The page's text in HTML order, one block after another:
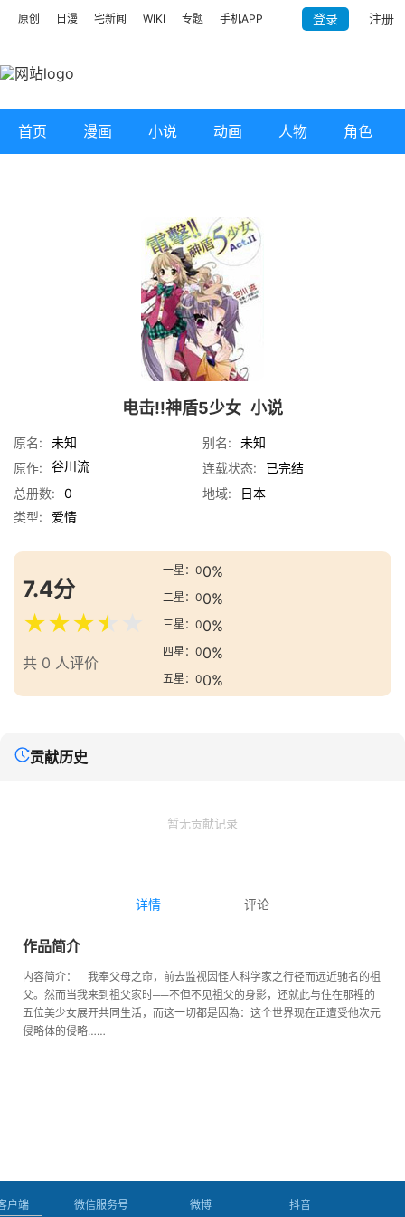
原创 日漫 宅新闻 WIKI 专题 手机APP 登录 注册
首页 漫画 小说 动画 人物 角色
电击!!神盾5少女 小说
原名: 未知 别名:
未知
原作:
谷川流 连载状态:
已完结
总册数:
0 地域:
日本
类型:
爱情
7.4分
★★★★
共 0 人评价
一星：00%
二星：00%
三星：00%
四星：00%
五星：00%
贡献历史
暂无贡献记录
详情 评论
作品简介
内容简介： 我奉父母之命，前去监视因怪人科学家之行径而远近驰名的祖
父。然而当我来到祖父家时──不但不见祖父的身影，还就此与住在那裡的
五位美少女展开共同生活，而这一切都是因為：这个世界现在正遭受他次元
侵略体的侵略……
户端 微信服务号 微博 抖音